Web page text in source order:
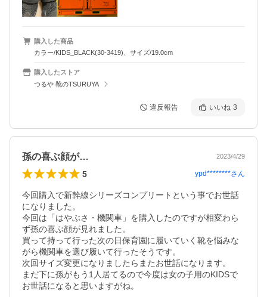
購入した商品
カラー/KIDS_BLACK(30-3419)、サイズ/19.0cm
購入したストア
つるや 靴のTSURUYA
違反報告 いいね 3
孫の喜ぶ顔が… 2023/4/29
5 ypd********さん
今回購入で新幹線シリーズコンプリートという事でお世話
になりました。
今回は「はやぶさ・機関車」を購入したのですが相変わら
ず孫の喜ぶ顔が見れました。
買って持って行った次の日保育園に履いていく靴を悩みな
がら機関車を選び履いて行ったそうです。
次回サイズ変更になりましたらまたお世話になります。
まだ下に孫がもう1人居てるので今度は女の子用のKIDSで
お世話になると思いますがね。